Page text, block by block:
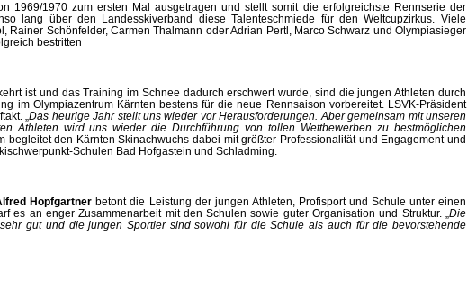
1969/1970 zum ersten Mal ausgetragen und stellt somit die erfolgreichste Rennserie der
lang über den Landesskiverband diese Talenteschmiede für den Weltcupzirkus. Viele
Rainer Schönfelder, Carmen Thalmann oder Adrian Pertl, Marco Schwarz und Olympiasieger
bestritten
ist und das Training im Schnee dadurch erschwert wurde, sind die jungen Athleten durch
im Olympiazentrum Kärnten bestens für die neue Rennsaison vorbereitet. LSVK-Präsident
„Das heurige Jahr stellt uns wieder vor Herausforderungen. Aber gemeinsam mit unseren
Athleten wird uns wieder die Durchführung von tollen Wettbewerben zu bestmöglichen
begleitet den Kärnten Skinachwuchs dabei mit größter Professionalität und Engagement und
Schulen Bad Hofgastein und Schladming.
Hopfgartner betont die Leistung der jungen Athleten, Profisport und Schule unter einen
es an enger Zusammenarbeit mit den Schulen sowie guter Organisation und Struktur. „Die
gut und die jungen Sportler sind sowohl für die Schule als auch für die bevorstehende